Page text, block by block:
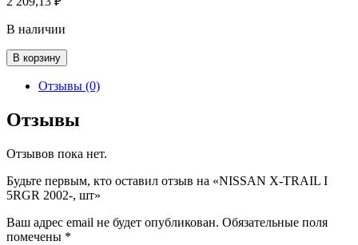
В наличии
Количество
товара
NISSAN
TRAIL
I
2002-,
В корзину
Отзывы (0)
Отзывы
Отзывов пока нет.
Будьте первым, кто оставил отзыв на «NISSAN X-TRAIL I
5RGR 2002-, шт»
Ваш адрес email не будет опубликован. Обязательные поля
помечены *